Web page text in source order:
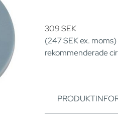
309SEK
(247SEKex.
rekommenderade